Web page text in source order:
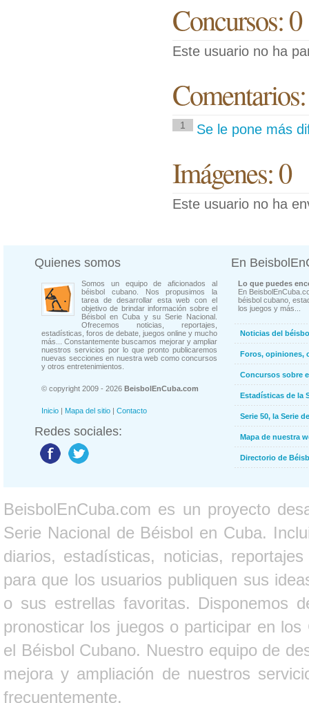
Concursos: 0
Este usuario no ha
1 Se le pone más
Imágenes: 0
Este usuario no ha
Quienes somos
Somos un equipo de aficionados al
béisbol cubano. Nos propusimos la
tarea de desarrollar esta web con el
objetivo de brindar información sobre el
Béisbol en Cuba y su Serie Nacional.
Ofrecemos noticias, reportajes,
estadísticas, foros de debate, juegos online y mucho
más... Constantemente buscamos mejorar y ampliar
nuestros servicios por lo que pronto publicaremos
nuevas secciones en nuestra web como concursos
y otros entretenimientos.
© copyright 2009 - 2026 BeisbolEnCuba.com
Inicio | Mapa del sitio | Contacto
Redes sociales:
En
Lo que puedes
En
béisbol cubano,
los juegos y más...
Noticias del
Foros, opiniones,
Concursos sobre
Estadísticas de la
Serie 50, la Serie
Mapa de nuestra
Directorio de
BeisbolEnCuba.com es un proyecto
Serie Nacional de Béisbol en Cuba.
diarios, estadísticas, noticias,
para que los usuarios publiquen sus
o sus estrellas favoritas. Disponemos
pronosticar los juegos o participar en
el Béisbol Cubano. Nuestro equipo de
mejora y ampliación de nuestros
frecuentemente.